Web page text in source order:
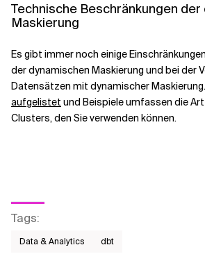
Technische Beschränkungen der
Maskierung
Es gibt immer noch einige
der dynamischen Maskierung und bei der
Datensätzen mit dynamischer
aufgelistet und Beispiele umfassen die
Clusters, den Sie verwenden können.
Tags:
Data & Analytics dbt